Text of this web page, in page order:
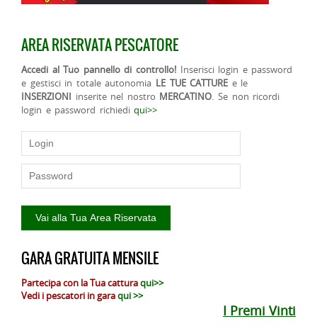
AREA RISERVATA PESCATORE
Accedi al Tuo pannello di controllo! Inserisci login e password
e gestisci in totale autonomia LE TUE CATTURE e le
INSERZIONI inserite nel nostro MERCATINO. Se non ricordi
login e password richiediqui>>
GARA GRATUITA MENSILE
Partecipa con la Tua catturaqui>>
Vedi i pescatori in garaqui >>
I Premi Vinti